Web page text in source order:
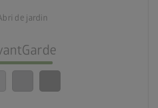
de jardin
niveau de sécurité
calendar_month